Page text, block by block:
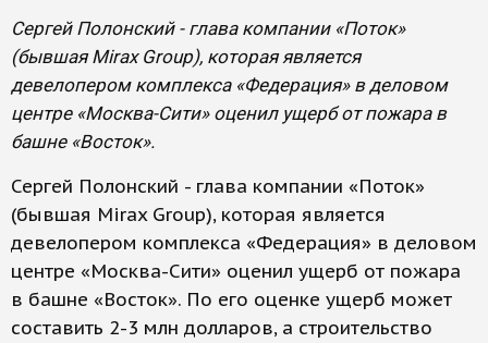
Сергей Полонский - глава компании «Поток»
(бывшая Mirax Group), которая является
девелопером комплекса «Федерация» в деловом
центре «Москва-Сити» оценил ущерб от пожара в
башне «Восток».
Сергей Полонский - глава компании «Поток»
(бывшая Mirax Group), которая является
девелопером комплекса «Федерация» в деловом
центре «Москва-Сити» оценил ущерб от пожара
в башне «Восток». По его оценке ущерб может
составить 2-3 млн долларов, а строительство